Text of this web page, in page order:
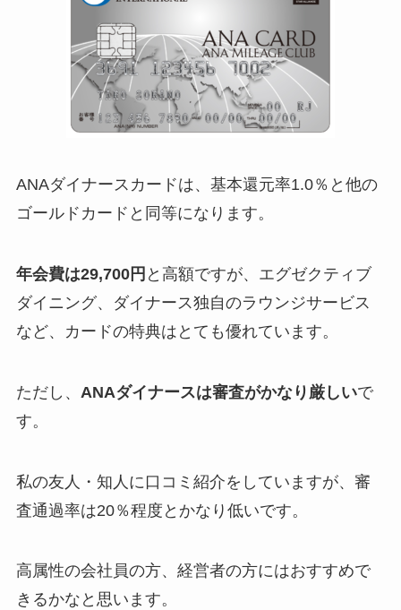
ANAダイナースカードは、基本還元率1.0％と他の
ゴールドカードと同等になります。
年会費は29,700円 と高額ですが、エグゼクティブ
ダイニング、ダイナース独自のラウンジサービス
など、カードの特典はとても優れています。
ただし、 ANAダイナースは審査がかなり厳しいで
す。
私の友人・知人に口コミ紹介をしていますが、審
査通過率は20％程度とかなり低いです。
高属性の会社員の方、経営者の方にはおすすめで
きるかなと思います。